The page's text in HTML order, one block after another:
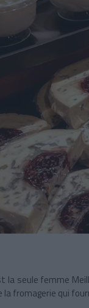
la seule femme
la fromagerie qui